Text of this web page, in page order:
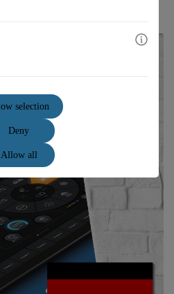
selection
Deny
Allow all